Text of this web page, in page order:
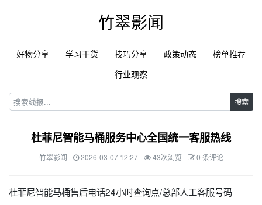
竹翠影闻
好物分享 学习干货 技巧分享 政策动态
榜单推荐
行业观察
搜索
杜菲尼智能马桶服务中心全国统一客服热线
竹翠影闻 2026-03-07 12:27 43次浏览 0 条评论
杜菲尼智能马桶售后电话24小时查询点/总部人工客服号码